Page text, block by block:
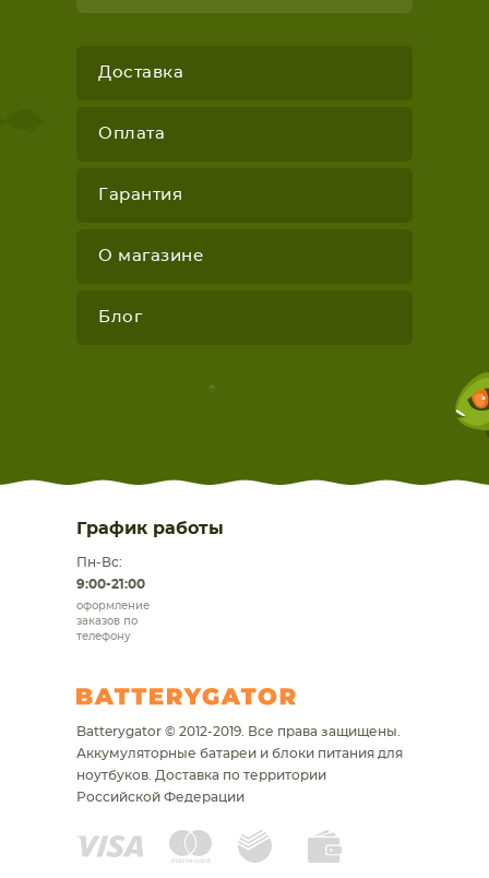
Доставка
Оплата
Гарантия
О магазине
Блог
График работы
Пн-Вс:
9:00-21:00
оформление
заказов по
телефону
Batterygator © 2012-2019. Все права защищены.
Аккумуляторные батареи и блоки питания для
ноутбуков. Доставка по территории
Российской Федерации